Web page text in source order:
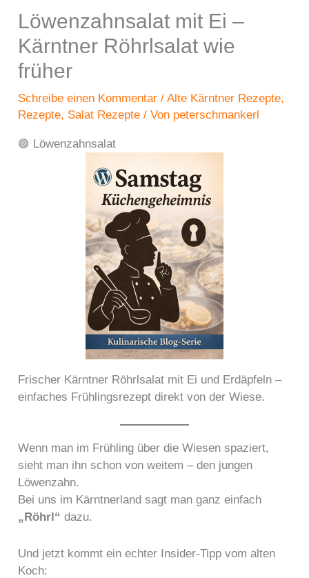
Löwenzahnsalat mit Ei –
Kärntner Röhrlsalat wie
früher
Schreibe einen Kommentar /Alte Kärntner Rezepte,
Rezepte, Salat Rezepte / Von peterschmankerl
🟢 Löwenzahnsalat
Frischer Kärntner Röhrlsalat mit Ei und Erdäpfeln –
einfaches Frühlingsrezept direkt von der Wiese.
Wenn man im Frühling über die Wiesen spaziert,
sieht man ihn schon von weitem – den jungen
Löwenzahn.
Bei uns im Kärntnerland sagt man ganz einfach
„Röhrl“ dazu.
Und jetzt kommt ein echter Insider-Tipp vom alten
Koch: